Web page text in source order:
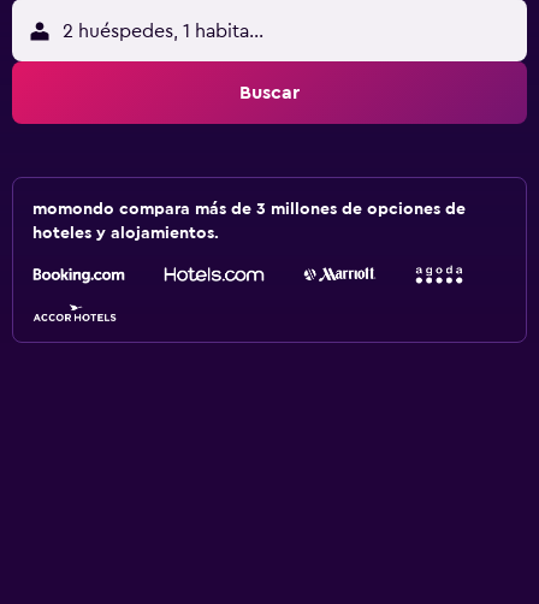
2 huéspedes, 1 habitación
Buscar
momondo compara más de 3 millones de opciones de
hoteles y alojamientos.